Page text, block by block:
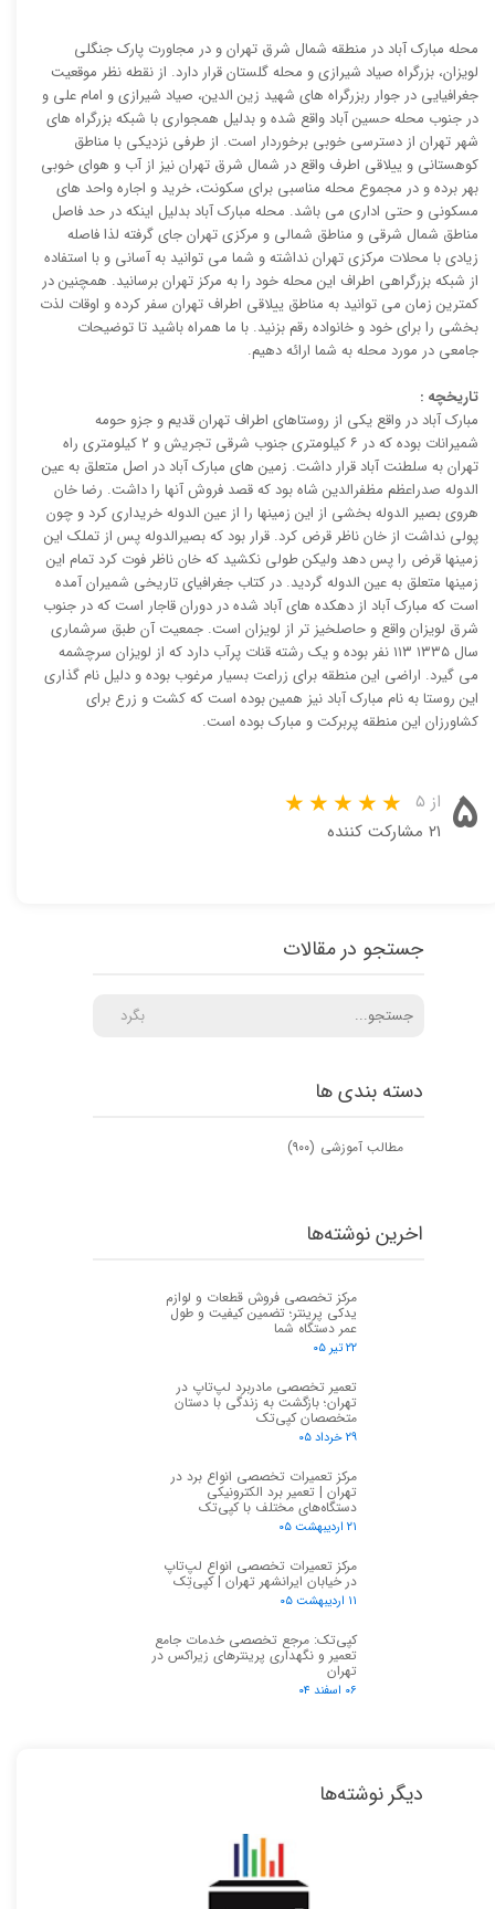
محله مبارک آباد در منطقه شمال شرق تهران و در مجاورت پارک جنگلی
لویزان، بزرگراه صیاد شیرازی و محله گلستان قرار دارد. از نقطه نظر موقعیت
جغرافیایی در جوار ربزرگراه های شهید زین الدین، صیاد شیرازی و امام علی و
در جنوب محله حسین آباد واقع شده و بدلیل همجواری با شبکه بزرگراه های
شهر تهران از دسترسی خوبی برخوردار است. از طرفی نزدیکی با مناطق
کوهستانی و ییلاقی اطرف واقع در شمال شرق تهران نیز از آب و هوای خوبی
بهر برده و در مجموع محله مناسبی برای سکونت، خرید و اجاره واحد های
مسکونی و حتی اداری می باشد. محله مبارک آباد بدلیل اینکه در حد فاصل
مناطق شمال شرقی و مناطق شمالی و مرکزی تهران جای گرفته لذا فاصله
زیادی با محلات مرکزی تهران نداشته و شما می توانید به آسانی و با استفاده
از شبکه بزرگراهی اطراف این محله خود را به مرکز تهران برسانید. همچنین در
کمترین زمان می توانید به مناطق ییلاقی اطراف تهران سفر کرده و اوقات لذت
بخشی را برای خود و خانواده رقم بزنید. با ما همراه باشید تا توضیحات
جامعی در مورد محله به شما ارائه دهیم.
تاریخچه :
مبارک آباد در واقع یکی از روستاهای اطراف تهران قدیم و جزو حومه
شمیرانات بوده که در ۶ کیلومتری جنوب شرقی تجریش و ۲ کیلومتری راه
تهران به سلطنت آباد قرار داشت. زمین های مبارک آباد در اصل متعلق به عین
الدوله صدراعظم مظفرالدین شاه بود که قصد فروش آنها را داشت. رضا خان
هروی بصیر الدوله بخشی از این زمینها را از عین الدوله خریداری کرد و چون
پولی نداشت از خان ناظر قرض کرد. قرار بود که بصیرالدوله پس از تملک این
زمینها قرض را پس دهد ولیکن طولی نکشید که خان ناظر فوت کرد تمام این
زمینها متعلق به عین الدوله گردید. در کتاب جغرافیای تاریخی شمیران آمده
است که مبارک آباد از دهکده های آباد شده در دوران قاجار است که در جنوب
شرق لویزان واقع و حاصلخیز تر از لویزان است. جمعیت آن طبق سرشماری
سال ۱۳۳۵ ۱۱۳ نفر بوده و یک رشته قنات پرآب دارد که از لویزان سرچشمه
می گیرد. اراضی این منطقه برای زراعت بسیار مرغوب بوده و دلیل نام گذاری
این روستا به نام مبارک آباد نیز همین بوده است که کشت و زرع برای
کشاورزان این منطقه پربرکت و مبارک بوده است.
۵ از ۵
۲۱ مشارکت کننده
دسته بندی ها
مطالب آموزشی (۹۰۰)
جستجو در مقالات
بگرد
اخرین نوشته‌ها
مرکز تخصصی فروش قطعات و لوازم
یدکی پرینتر؛ تضمین کیفیت و طول
عمر دستگاه شما
۲۲ تیر ۰۵
تعمیر تخصصی مادربرد لپ‌تاپ در
تهران؛ بازگشت به زندگی با دستان
متخصصان کپی‌تک
۲۹ خرداد ۰۵
مرکز تعمیرات تخصصی انواع برد در
تهران | تعمیر برد الکترونیکی
دستگاه‌های مختلف با کپی‌تک
۲۱ اردیبهشت ۰۵
مرکز تعمیرات تخصصی انواع لپ‌تاپ
در خیابان ایرانشهر تهران | کپی‌تِک
۱۱ اردیبهشت ۰۵
کپی‌تک: مرجع تخصصی خدمات جامع
تعمیر و نگهداری پرینترهای زیراکس در
تهران
۰۶ اسفند ۰۴
دیگر نوشته‌ها